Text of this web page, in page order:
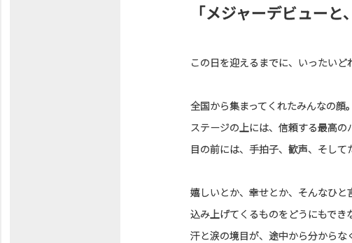
「メジャーデビュー
この日を迎えるまでに、いったいど
全国から集まってくれたみんなの顔。
ステージの上には、信頼する最高の
目の前には、手拍子、歓声、そして
嬉しいとか、幸せとか、そんなひと
込み上げてくるものをどうにもでき
汗と涙の境目が、途中から分からな